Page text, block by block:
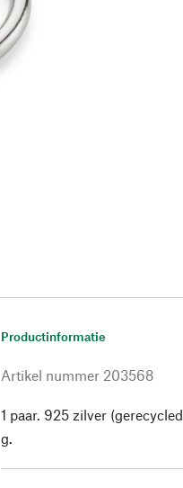
Productinformatie
Artikel nummer 203568
1 paar. 925 zilver
g.